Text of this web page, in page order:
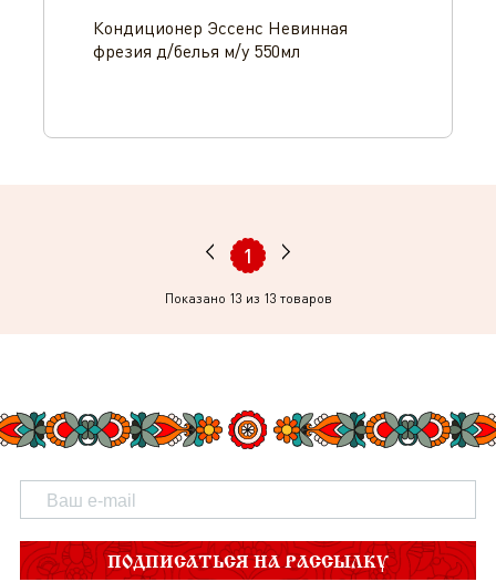
Кондиционер Эссенс Невинная
фрезия д/белья м/у 550мл
1
Показано 13 из 13 товаров
ПОДПИСАТЬСЯ НА РАССЫЛКУ